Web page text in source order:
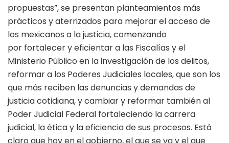
propuestas”, se presentan planteamientos más
prácticos y aterrizados para mejorar el acceso de
los mexicanos a la justicia, comenzando
por fortalecer y eficientar a las Fiscalías y el
Ministerio Público en la investigación de los delitos,
reformar a los Poderes Judiciales locales, que son los
que más reciben las denuncias y demandas de
justicia cotidiana, y cambiar y reformar también al
Poder Judicial Federal fortaleciendo la carrera
judicial, la ética y la eficiencia de sus procesos. Está